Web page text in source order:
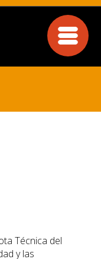
Técnica del
y las